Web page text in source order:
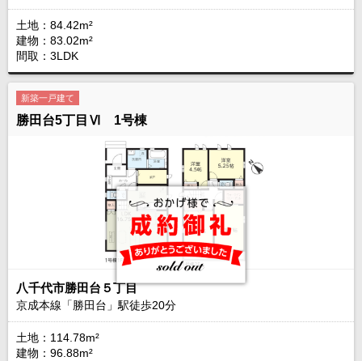
土地：84.42m²
建物：83.02m²
間取：3LDK
新築一戸建て
勝田台5丁目Ⅵ 1号棟
八千代市勝田台５丁目
京成本線「勝田台」駅徒歩20分
土地：114.78m²
建物：96.88m²